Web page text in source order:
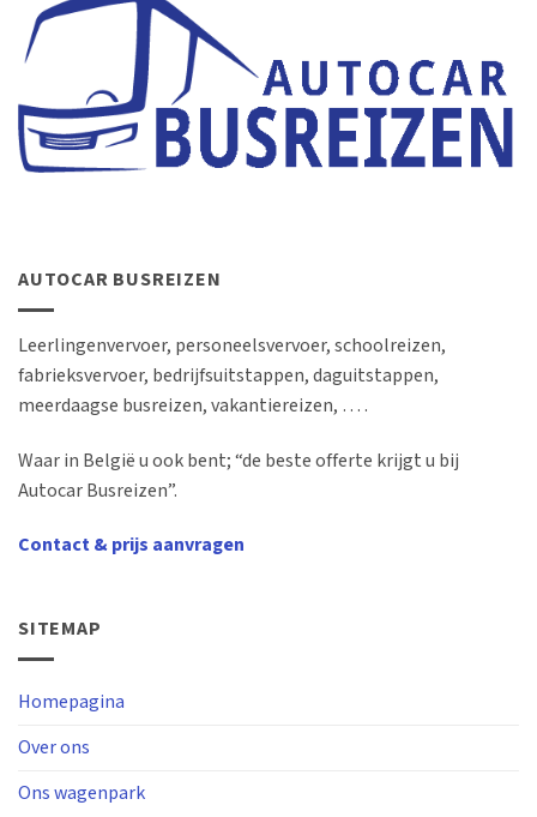
AUTOCAR BUSREIZEN
Leerlingenvervoer, personeelsvervoer, schoolreizen,
fabrieksvervoer, bedrijfsuitstappen, daguitstappen,
meerdaagse busreizen, vakantiereizen, … .
Waar in België u ook bent; “de beste offerte krijgt u bij
Autocar Busreizen”.
Contact & prijs aanvragen
SITEMAP
Homepagina
Over ons
Ons wagenpark